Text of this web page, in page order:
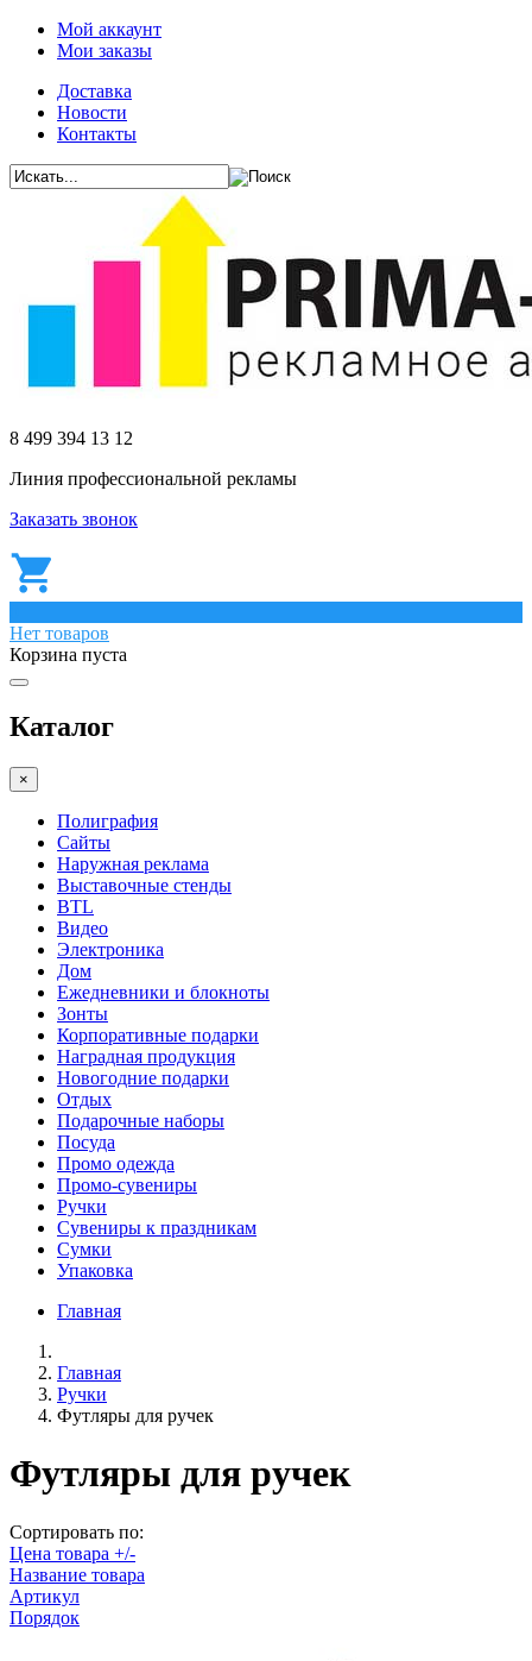
Мой аккаунт
Мои заказы
Доставка
Новости
Контакты
8 499 394 13 12
Линия профессиональной рекламы
Заказать звонок
Нет товаров
Корзина пуста
Каталог
×
Полиграфия
Сайты
Наружная реклама
Выставочные стенды
BTL
Видео
Электроника
Дом
Ежедневники и блокноты
Зонты
Корпоративные подарки
Наградная продукция
Новогодние подарки
Отдых
Подарочные наборы
Посуда
Промо одежда
Промо-сувениры
Ручки
Сувениры к праздникам
Сумки
Упаковка
Главная
Главная
Ручки
Футляры для ручек
Футляры для ручек
Сортировать по:
Цена товара +/-
Название товара
Артикул
Порядок